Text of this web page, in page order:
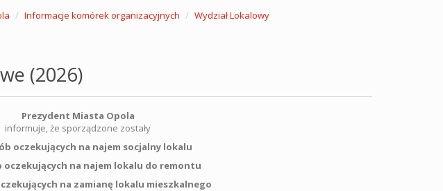
Informacje komórek organizacyjnych
Wydział Lokalowy
(2026)
Prezydent Miasta Opola
informuje, że sporządzone zostały
oczekujących na najem socjalny lokalu
oczekujących na najem lokalu do remontu
na zamianę lokalu mieszkalnego